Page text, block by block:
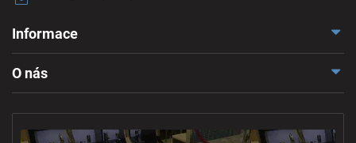
Informace
Ochrana osobních údajů
O nás